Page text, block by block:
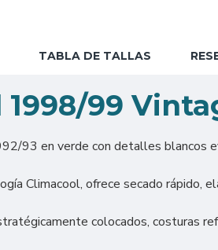
TABLA DE TALLAS
99
93 en verde con detalles blancos
Climacool, ofrece secado rápido,
colocados, costuras